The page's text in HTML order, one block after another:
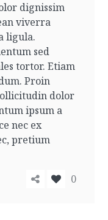
dignissim
viverra
ligula.
sed
tortor. Etiam
Proin
dolor
ipsum a
nec ex
pretium
0